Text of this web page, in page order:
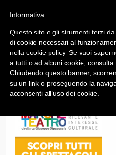
1
Informativa
Questo sito o gli strumenti terzi
di cookie necessari al
nella cookie policy. Se vuoi
a tutti o ad alcuni cookie, consulta
Chiudendo questo banner,
su un link o proseguendo la
acconsenti all’uso dei cookie.